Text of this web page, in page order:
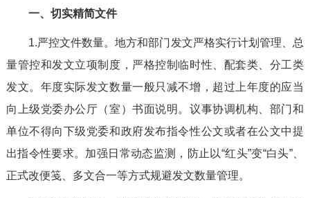
一、切实精简文件
1.严控文件数量。地方和部门发文严格实行计划管理、总
量管控和发文立项制度，严格控制临时性、配套类、分工类
发文。年度实际发文数量一般只减不增，超过上年度的应当
向上级党委办公厅（室）书面说明。议事协调机构、部门和
单位不得向下级党委和政府发布指令性公文或者在公文中提
出指令性要求。加强日常动态监测，防止以“红头”变“白头”、
正式改便笺、多文合一等方式规避发文数量管理。